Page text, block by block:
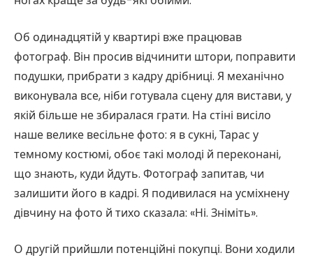
Об одинадцятій у квартирі вже працював
фотограф. Він просив відчинити штори, поправити
подушки, прибрати з кадру дрібниці. Я механічно
виконувала все, ніби готувала сцену для вистави, у
якій більше не збиралася грати. На стіні висіло
наше велике весільне фото: я в сукні, Тарас у
темному костюмі, обоє такі молоді й переконані,
що знають, куди йдуть. Фотограф запитав, чи
залишити його в кадрі. Я подивилася на усміхнену
дівчину на фото й тихо сказала: «Ні. Зніміть».
О другій прийшли потенційні покупці. Вони ходили